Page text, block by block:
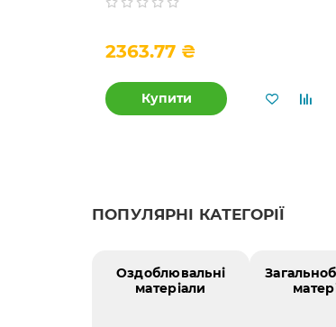
2363.77 ₴
Купити
ПОПУЛЯРНІ КАТЕГОРІЇ
Оздоблювальні
матеріали